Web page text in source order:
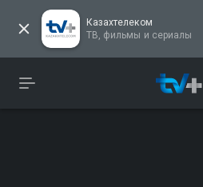
Казахтелеком
ТВ, фильмы и сериалы